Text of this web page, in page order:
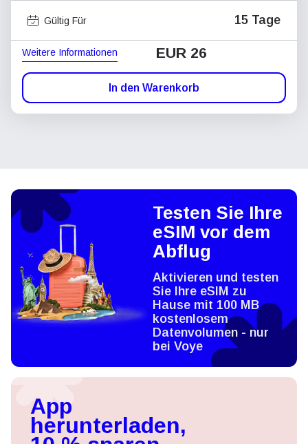
Gültig Für 15 Tage
Weitere Informationen EUR 26
In den Warenkorb
Testen Sie Ihre
eSIM vor dem
Abflug
Aktivieren und testen
Sie Ihre eSIM zu
Hause mit 100 MB
kostenlosem
Datenvolumen - nur
bei Voye
App
herunterladen,